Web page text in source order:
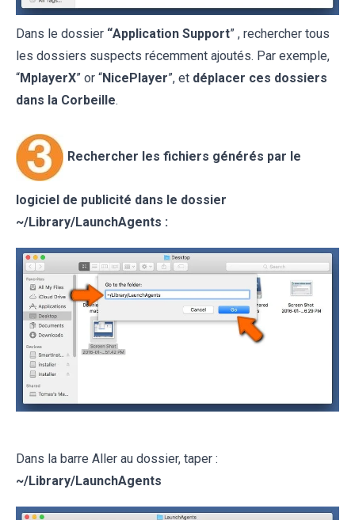
Dans le dossier “Application Support” , rechercher tous
les dossiers suspects récemment ajoutés. Par exemple,
“MplayerX” or “NicePlayer”, et déplacer ces dossiers
dans la Corbeille.
Rechercher les fichiers générés par le
logiciel de publicité dans le dossier
~/Library/LaunchAgents :
Dans la barre Aller au dossier, taper :
~/Library/LaunchAgents